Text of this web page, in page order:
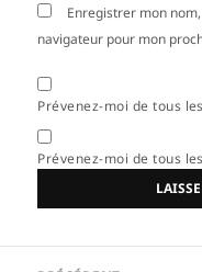
Enregistrer mon
navigateur pour mon
Prévenez-moi de tous
Prévenez-moi de tous